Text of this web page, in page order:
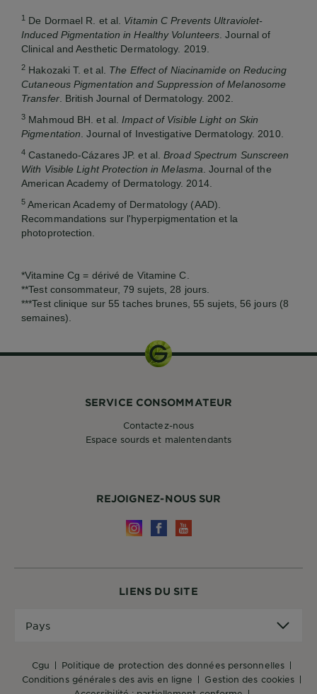
1 De Dormael R. et al. Vitamin C Prevents Ultraviolet-
Induced Pigmentation in Healthy Volunteers. Journal of
Clinical and Aesthetic Dermatology. 2019.
2 Hakozaki T. et al. The Effect of Niacinamide on Reducing
Cutaneous Pigmentation and Suppression of Melanosome
Transfer. British Journal of Dermatology. 2002.
3 Mahmoud BH. et al.Impact of Visible Light on Skin
Pigmentation. Journal of Investigative Dermatology. 2010.
4 Castanedo-Cázares JP. et al.Broad Spectrum Sunscreen
With Visible Light Protection in Melasma. Journal of the
American Academy of Dermatology. 2014.
5 American Academy of Dermatology (AAD).
Recommandations sur l'hyperpigmentation et la
photoprotection.
*Vitamine Cg = dérivé de Vitamine C.
**Test consommateur, 79 sujets, 28 jours.
***Test clinique sur 55 taches brunes, 55 sujets, 56 jours (8
semaines).
LIENS DU SITE
cgu
politique de protection des données personnelles
conditions générales des avis en ligne
gestion des cookies
Pays
REJOIGNEZ-NOUS SUR
SERVICE CONSOMMATEUR
Contactez-nous
Espace sourds et malentendants